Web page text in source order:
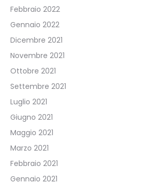
Febbraio 2022
Gennaio 2022
Dicembre 2021
Novembre 2021
Ottobre 2021
Settembre 2021
Luglio 2021
Giugno 2021
Maggio 2021
Marzo 2021
Febbraio 2021
Gennaio 2021